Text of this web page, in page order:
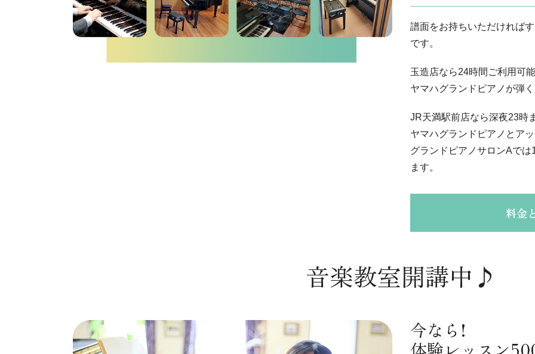
譜面をお持ちいただければ
です。
玉造店なら24時間ご利用可
ヤマハグランドピアノが弾
JR天満駅前店なら深夜23時
ヤマハグランドピアノとア
グランドピアノサロンAで
ます。
料金
音楽教室開講中♪
今なら!